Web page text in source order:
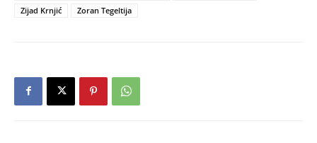
Zijad Krnjić
Zoran Tegeltija